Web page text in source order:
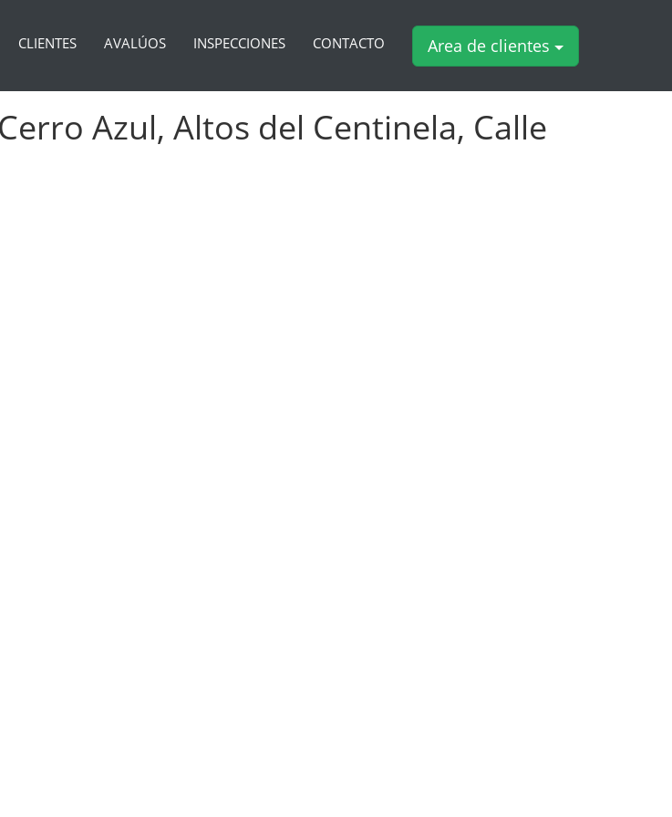
CLIENTES AVALÚOS INSPECCIONES CONTACTO Area de clientes
Azul, Altos del Centinela, Calle